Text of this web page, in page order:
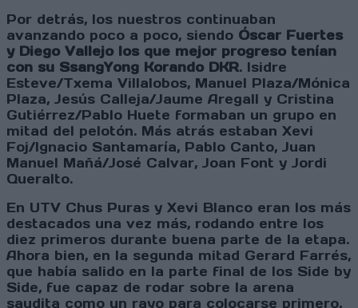
Por detrás, los nuestros continuaban
avanzando poco a poco, siendo Óscar Fuertes
y Diego Vallejo los que mejor progreso tenían
con su SsangYong Korando DKR. Isidre
Esteve/Txema Villalobos, Manuel Plaza/Mónica
Plaza, Jesús Calleja/Jaume Aregall y Cristina
Gutiérrez/Pablo Huete formaban un grupo en
mitad del pelotón. Más atrás estaban Xevi
Foj/Ignacio Santamaría, Pablo Canto, Juan
Manuel Mañá/José Calvar, Joan Font y Jordi
Queralto.
En UTV Chus Puras y Xevi Blanco eran los más
destacados una vez más, rodando entre los
diez primeros durante buena parte de la etapa.
Ahora bien, en la segunda mitad Gerard Farrés,
que había salido en la parte final de los Side by
Side, fue capaz de rodar sobre la arena
saudita como un rayo para colocarse primero,